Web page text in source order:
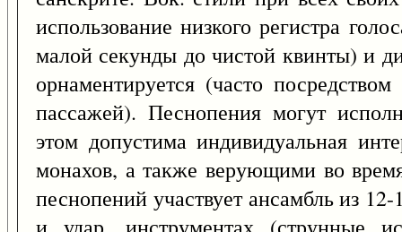
использование низкого регистра
малой секунды до чистой квинты) и
орнаментируется (часто
пассажей). Песнопения могут
этом допустима индивидуальная
монахов, а также верующими во
песнопений участвует ансамбль из